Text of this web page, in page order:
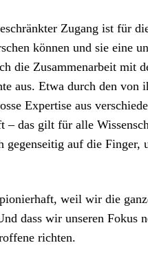
Zugang ist für
kön­nen und sie eine
die Zusam­me­nar­beit mit
aus. Etwa durch den von
Exper­tise aus
– das gilt für alle
gegen­seit­ig auf die Fin­ger,
weil wir die
dass wir unseren Fokus
richt­en.